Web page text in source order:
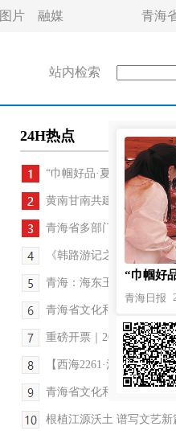
图片 融媒 青海
站内检索
24H热点
“巾帼好品·夏都市集” 端
黄南甘南共建跨域文旅发
青海省多部门联动护航旅
《韩路游记之“生命树”》
青海：海东玉树联手打造
青海省文化和旅游厅：多
重磅开票｜2026雪豹“宁
【西海2261·河湟文化大
青海省文化和旅游厅以制
根植江源沃土 谱写文艺
“巾帼好
青海日报